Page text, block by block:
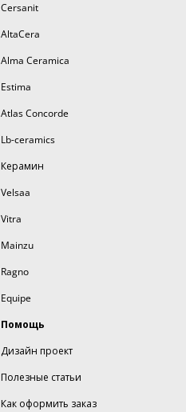
Cersanit
AltaCera
Alma Ceramica
Estima
Atlas Concorde
Lb-ceramics
Керамин
Velsaa
Vitra
Mainzu
Ragno
Equipe
Помощь
Дизайн проект
Полезные статьи
Как оформить заказ